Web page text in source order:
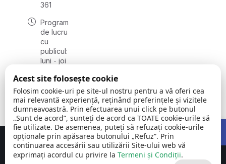
361
Program
de lucru
cu
publicul:
luni - joi
17:00,
vineri
08:00 -
16:00
Concept realizat deBig Media Relații Publice SRL
Acest site folosește cookie
Folosim cookie-uri pe site-ul nostru pentru a vă oferi cea
mai relevantă experiență, reținând preferințele și vizitele
dumneavoastră. Prin efectuarea unui click pe butonul
„Sunt de acord”, sunteți de acord ca TOATE cookie-urile să
fie utilizate. De asemenea, puteți să refuzați cookie-urile
opționale prin apăsarea butonului „Refuz”. Prin
continuarea accesării sau utilizării Site-ului web vă
exprimați acordul cu privire la Termeni și Condiții.